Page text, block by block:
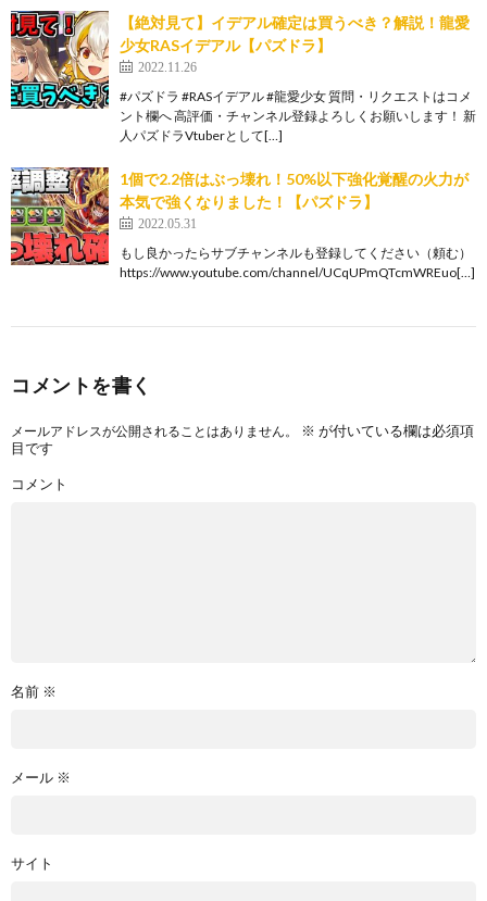
【絶対見て】イデアル確定は買うべき？解説！龍愛
少女RASイデアル【パズドラ】
2022.11.26
#パズドラ #RASイデアル #龍愛少女 質問・リクエストはコメ
ント欄へ 高評価・チャンネル登録よろしくお願いします！ 新
人パズドラVtuberとして[…]
1個で2.2倍はぶっ壊れ！50%以下強化覚醒の火力が
本気で強くなりました！【パズドラ】
2022.05.31
もし良かったらサブチャンネルも登録してください（頼む）
https://www.youtube.com/channel/UCqUPmQTcmWREuo[…]
コメントを書く
メールアドレスが公開されることはありません。 ※ が付いている欄は必須項
目です
コメント
名前 ※
メール ※
サイト